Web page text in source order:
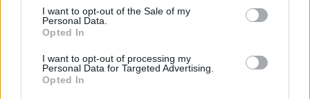
consent section.
I want to opt-out of the Sale of my
Personal Data.
Opted In
I want to opt-out of processing my
Personal Data for Targeted Advertising.
Opted In